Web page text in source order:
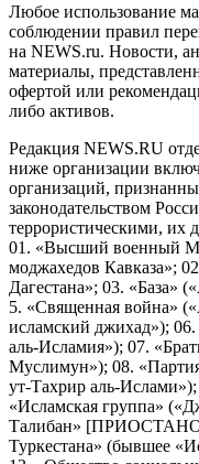
Любое использование
соблюдении правил
на NEWS.ru. Новости,
материалы,
офертой или
либо активов.
Редакция NEWS.RU
ниже организации
организаций,
законодательством
террористическими, их
01. «Высший военный
моджахедов Кавказа»;
Дагестана»; 03. «База»
5. «Священная война»
исламский джихад»);
аль-Исламия»); 07.
Муслимун»); 08.
ут-Тахрир аль-
«Исламская группа»
Талибан»
Туркестана» (бывшее